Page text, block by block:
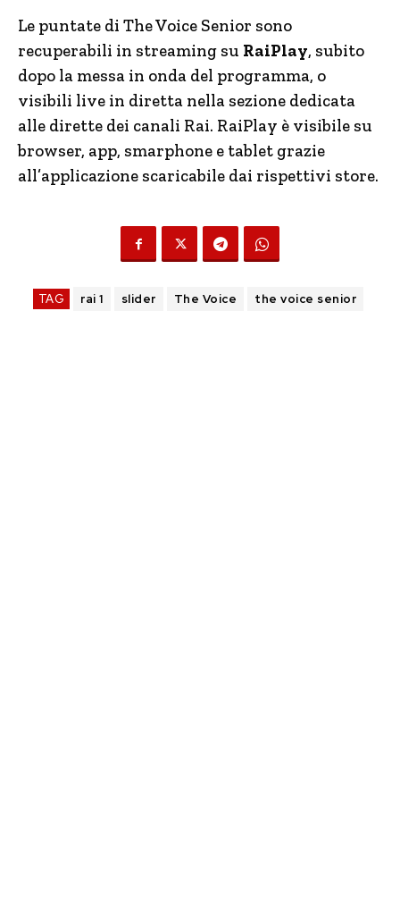
Le puntate di The Voice Senior sono
recuperabili in streaming su RaiPlay, subito
dopo la messa in onda del programma, o
visibili live in diretta nella sezione dedicata
alle dirette dei canali Rai. RaiPlay è visibile su
browser, app, smarphone e tablet grazie
all’applicazione scaricabile dai rispettivi store.
TAG rai 1 slider The Voice the voice senior